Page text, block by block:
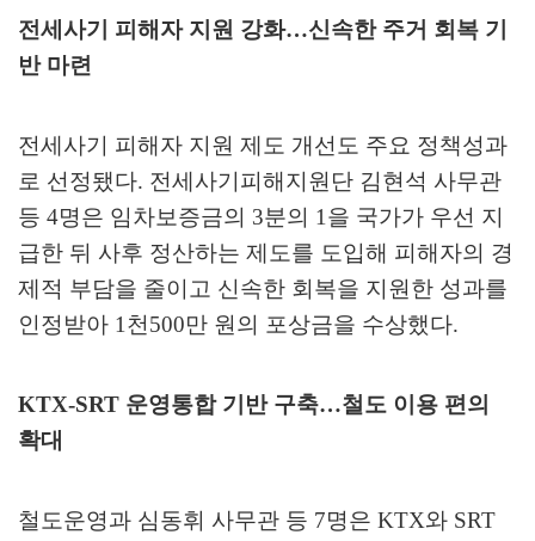
전세사기 피해자 지원 강화…신속한 주거 회복 기
반 마련
전세사기 피해자 지원 제도 개선도 주요 정책성과
로 선정됐다. 전세사기피해지원단 김현석 사무관
등 4명은 임차보증금의 3분의 1을 국가가 우선 지
급한 뒤 사후 정산하는 제도를 도입해 피해자의 경
제적 부담을 줄이고 신속한 회복을 지원한 성과를
인정받아 1천500만 원의 포상금을 수상했다.
KTX-SRT 운영통합 기반 구축…철도 이용 편의
확대
철도운영과 심동휘 사무관 등 7명은 KTX와 SRT